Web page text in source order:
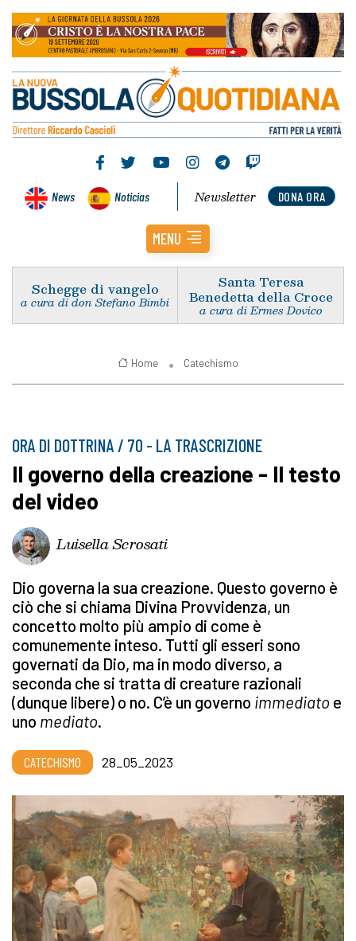
News Noticias DONA ORA
Newsletter
MENU
Schegge di vangelo
a cura di don Stefano Bimbi
Santa Teresa
Benedetta della Croce
a cura di Ermes Dovico
Home Catechismo
ORA DI DOTTRINA / 70 - LA TRASCRIZIONE
Il governo della creazione - Il testo
del video
Luisella Scrosati
Dio governa la sua creazione. Questo governo è
ciò che si chiama Divina Provvidenza, un
concetto molto più ampio di come è
comunemente inteso. Tutti gli esseri sono
governati da Dio, ma in modo diverso, a
seconda che si tratta di creature razionali
(dunque libere) o no. C’è un governo immediato e
uno mediato.
CATECHISMO 28_05_2023